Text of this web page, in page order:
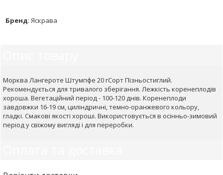
Бренд: Яскрава
Морква Лангероте Штумпфе 20 гСорт Пізньостиглий.
Рекомендується для тривалого зберігання. Лежкість коренеплодів
хороша. Вегетаційний період - 100-120 днів. Коренеплоди
завдовжки 16-19 см, циліндричні, темно-оранжевого кольору,
гладкі. Смакові якості хороші. Використовується в осінньо-зимовий
період у свіжому вигляді і для переробки.